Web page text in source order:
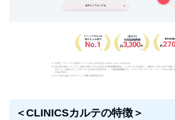
＜CLINICSカルテの特徴＞